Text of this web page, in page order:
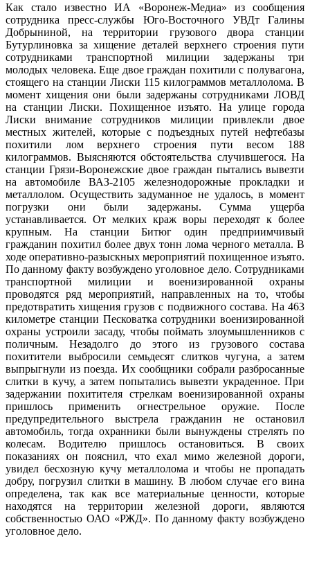
Как стало известно ИА «Воронеж-Медиа» из сообщения
сотрудника пресс-службы Юго-Восточного УВДт Галины
Добрыниной, на территории грузового двора станции
Бутурлиновка за хищение деталей верхнего строения пути
сотрудниками транспортной милиции задержаны три
молодых человека. Еще двое граждан похитили с полувагона,
стоящего на станции Лиски 115 килограммов металлолома. В
момент хищения они были задержаны сотрудниками ЛОВД
на станции Лиски. Похищенное изъято. На улице города
Лиски внимание сотрудников милиции привлекли двое
местных жителей, которые с подъездных путей нефтебазы
похитили лом верхнего строения пути весом 188
килограммов. Выясняются обстоятельства случившегося. На
станции Грязи-Воронежские двое граждан пытались вывезти
на автомобиле ВАЗ-2105 железнодорожные прокладки и
металлолом. Осуществить задуманное не удалось, в момент
погрузки они были задержаны. Сумма ущерба
устанавливается. От мелких краж воры переходят к более
крупным. На станции Битюг один предприимчивый
гражданин похитил более двух тонн лома черного металла. В
ходе оперативно-разыскных мероприятий похищенное изъято.
По данному факту возбуждено уголовное дело. Сотрудниками
транспортной милиции и военизированной охраны
проводятся ряд мероприятий, направленных на то, чтобы
предотвратить хищения грузов с подвижного состава. На 463
километре станции Песковатка сотрудники военизированной
охраны устроили засаду, чтобы поймать злоумышленников с
поличным. Незадолго до этого из грузового состава
похитители выбросили семьдесят слитков чугуна, а затем
выпрыгнули из поезда. Их сообщники собрали разбросанные
слитки в кучу, а затем попытались вывезти украденное. При
задержании похитителя стрелкам военизированной охраны
пришлось применить огнестрельное оружие. После
предупредительного выстрела гражданин не остановил
автомобиль, тогда охранники были вынуждены стрелять по
колесам. Водителю пришлось остановиться. В своих
показаниях он пояснил, что ехал мимо железной дороги,
увидел бесхозную кучу металлолома и чтобы не пропадать
добру, погрузил слитки в машину. В любом случае его вина
определена, так как все материальные ценности, которые
находятся на территории железной дороги, являются
собственностью ОАО «РЖД». По данному факту возбуждено
уголовное дело.